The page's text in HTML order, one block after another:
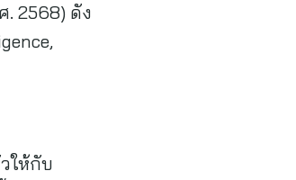
. 2568) ดัง
ให้กับ